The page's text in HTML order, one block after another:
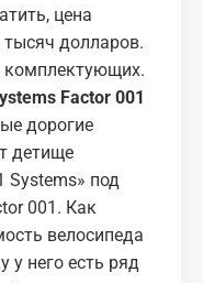
цена
тысяч долларов.
комплектующих.
Factor 001
дорогие
детище
Systems» под
001. Как
велосипеда
у него есть ряд